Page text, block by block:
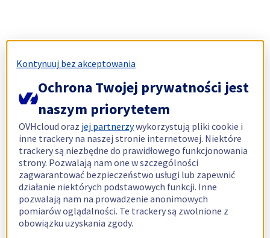
Kontynuuj bez akceptowania
Ochrona Twojej prywatności jest
naszym priorytetem
OVHcloud oraz jej partnerzywykorzystują pliki cookie i
inne trackery na naszej stronie internetowej. Niektóre
trackery są niezbędne do prawidłowego funkcjonowania
strony. Pozwalają nam one w szczególności
zagwarantować bezpieczeństwo usługi lub zapewnić
działanie niektórych podstawowych funkcji. Inne
pozwalają nam na prowadzenie anonimowych
pomiarów oglądalności. Te trackery są zwolnione z
obowiązku uzyskania zgody.